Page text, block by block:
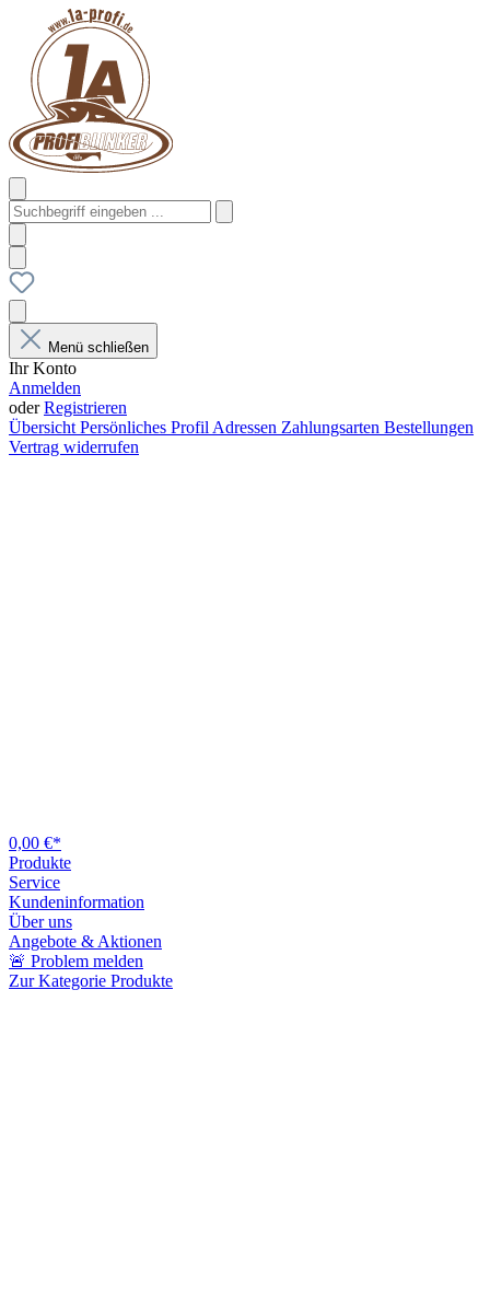
Menü schließen
Ihr Konto
Anmelden
oderRegistrieren
Übersicht Persönliches Profil Adressen Zahlungsarten Bestellungen
Vertrag widerrufen
0,00 €*
Produkte
Service
Kundeninformation
Über uns
Angebote & Aktionen
🚨 Problem melden
Zur Kategorie Produkte